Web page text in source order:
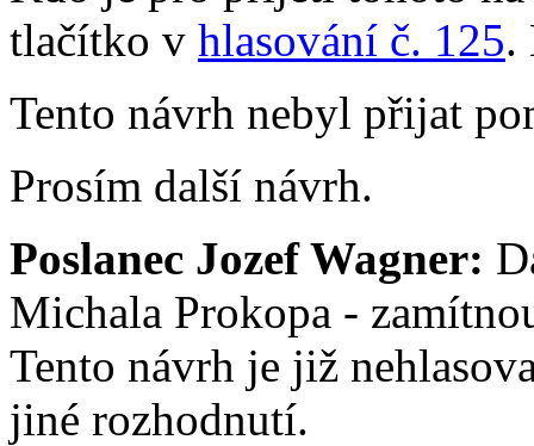
tlačítko v hlasování č. 125.
Tento návrh nebyl přijat
Prosím další návrh.
Poslanec Jozef Wagner:
Michala Prokopa -
Tento návrh je již
jiné rozhodnutí.